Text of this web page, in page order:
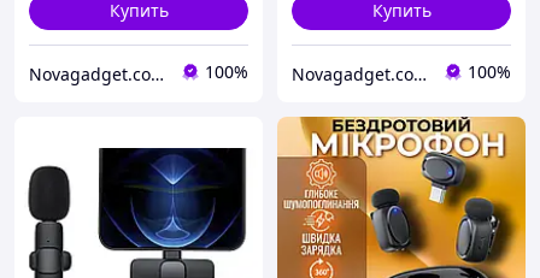
Купить
Novagadget.com.ua - сучасний інтернет-магазин техніки 100%
Купить
Novagadget.com.ua - сучасний інтернет-магазин техніки 100%